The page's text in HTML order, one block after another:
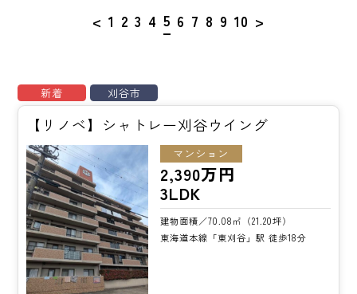
< 1 2 3 4 5 6 7 8 9 10 >
新着 刈谷市
【リノベ】シャトレー刈谷ウイング
マンション
2,390万円
3LDK
建物面積／70.08㎡（21.20坪）
東海道本線「東刈谷」駅 徒歩18分